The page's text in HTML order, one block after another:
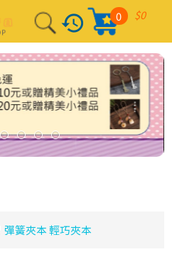
history $0
0
彈簧夾本 輕巧夾本